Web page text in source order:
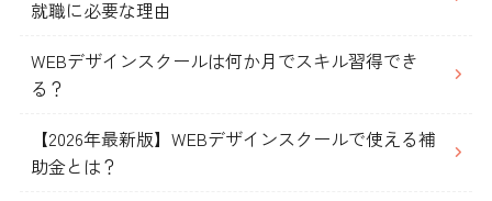
就職に必要な理由
WEBデザインスクールは何か月でスキル習得でき
る？
【2026年最新版】WEBデザインスクールで使える補
助金とは？